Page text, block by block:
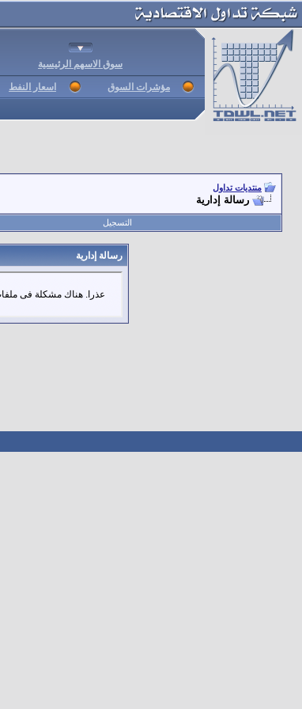
سوق الاسهم الرئيسية
مؤشرات السوق اسعار النفط
منتديات تداول
رسالة إدارية
التسجيل
رسالة إدارية
عذرا. هناك مشكلة فى